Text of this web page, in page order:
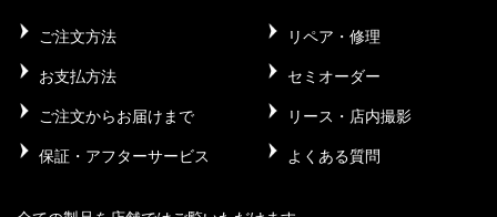
ご注文方法
リペア・修理
お支払方法
セミオーダー
ご注文からお届けまで
リース・店内撮影
保証・アフターサービス
よくある質問